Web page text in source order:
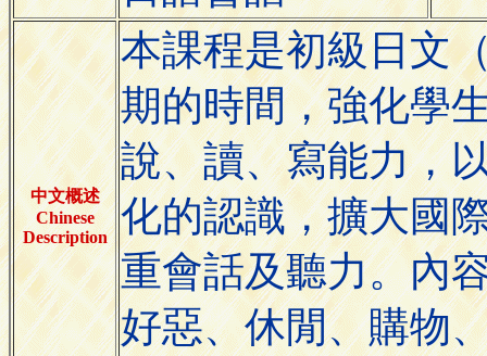
中文概述
Chinese
Description
本課程是初級日文
期的時間，強化學
說、讀、寫能力，
化的認識，擴大國
重會話及聽力。內
好惡、休閒、購物